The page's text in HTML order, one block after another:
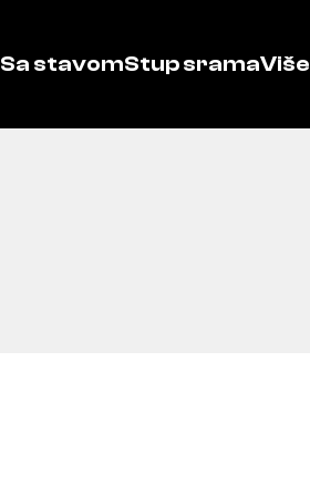
Sa stavomStup sramaViše